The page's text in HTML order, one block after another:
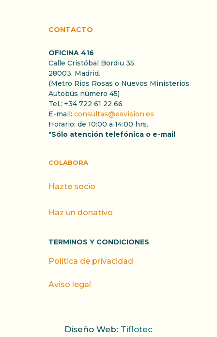
CONTACTO
OFICINA 416
Calle Cristóbal Bordiu 35
28003, Madrid.
(Metro Rios Rosas o Nuevos Ministerios.
Autobús número 45)
Tel.: +34 722 61 22 66
E-mail: consultas@esvision.es
Horario: de 10:00 a 14:00 hrs.
*Sólo atención telefónica o e-mail
COLABORA
Hazte socio
Haz un donativo
TERMINOS Y CONDICIONES
Política de privacidad
Aviso legal
Diseño Web: Tiflotec